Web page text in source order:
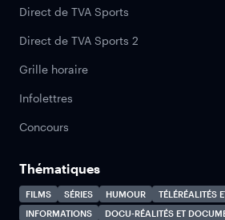
Direct de TVA Sports
Direct de TVA Sports 2
Grille horaire
Infolettres
Concours
Thématiques
FILMS SÉRIES HUMOUR
TÉLÉRÉALITÉS
INFORMATIONS
DOCU-RÉALITÉS ET